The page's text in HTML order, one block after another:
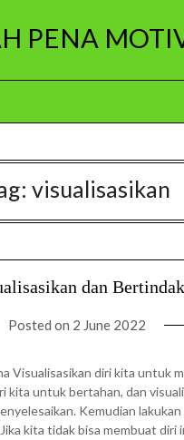
PENA
visualisasikan
dan Bertindak
Posted on 2 June 2022
Visualisasikan diri kita untuk
kita untuk bertahan, dan
Kemudian lakukan
kita tidak bisa membuat diri